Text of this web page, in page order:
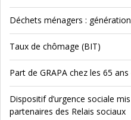
Déchets ménagers :
Taux de chômage (BIT)
Part de GRAPA chez les 65
Dispositif d’urgence sociale
partenaires des Relais sociaux